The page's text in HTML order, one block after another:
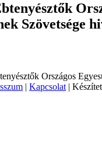
Szövetsége
Országos
| Kapcsolat |